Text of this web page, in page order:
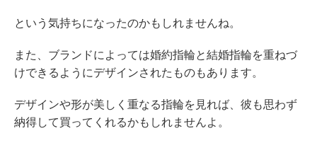
という気持ちになったのかもしれませんね。
また、ブランドによっては婚約指輪と結婚指輪を重ねづ
けできるようにデザインされたものもあります。
デザインや形が美しく重なる指輪を見れば、彼も思わず
納得して買ってくれるかもしれませんよ。